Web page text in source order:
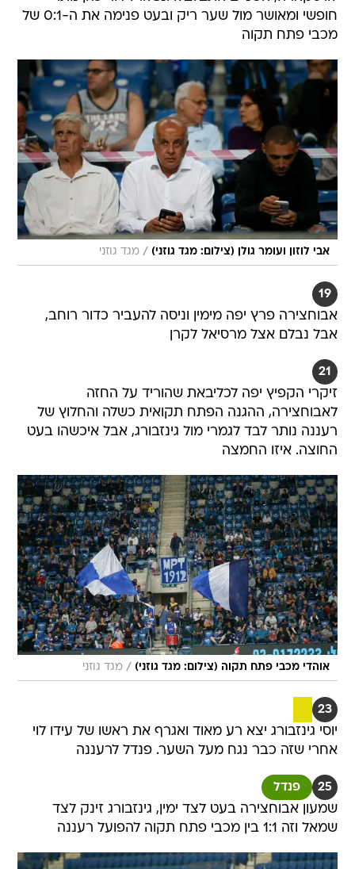
חופשי ומאושר מול שער ריק ובעט פנימה את ה-0:1 של
מכבי פתח תקוה
אבי לוזון ועומר גולן (צילום: מגד גוזני) / מגד גוזני
19
אבוחצירה פרץ יפה מימין וניסה להעביר כדור רוחב,
אבל נבלם אצל מרסיאל לקרן
21
זיקרי הקפיץ יפה לכליבאת שהוריד על החזה
לאבוחצירה, ההגנה הפתח תקואית כשלה והחלוץ של
רעננה נותר לבד לגמרי מול גינזבורג, אבל איכשהו בעט
החוצה. איזו החמצה
אוהדי מכבי פתח תקוה (צילום: מגד גוזני) / מגד גוזני
23
יוסי גינזבורג יצא רע מאוד ואגרף את ראשו של עידו לוי
אחרי שזה כבר נגח מעל השער. פנדל לרעננה
25 פנדל
שמעון אבוחצירה בעט לצד ימין, גינזבורג זינק לצד
שמאל וזה 1:1 בין מכבי פתח תקוה להפועל רעננה